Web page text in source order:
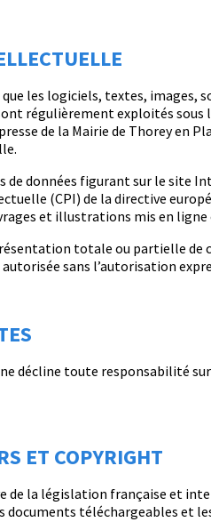
les logiciels, textes,
régulièrement exploités
de la Mairie de Thorey en
de données figurant sur le
(CPI) de la directive
et illustrations mis en ligne
totale ou partielle de
sans l’autorisation
décline toute responsabilité
ET COPYRIGHT
de la législation française et
documents téléchargeables et